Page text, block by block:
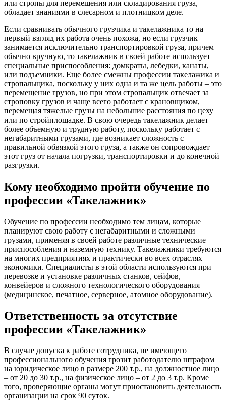
или стропы для перемещения или складирования груза,
обладает знаниями в слесарном и плотницком деле.
Если сравнивать обычного грузчика и такелажника то на
первый взгляд их работа очень похожа, но если грузчик
занимается исключительно транспортировкой груза, причем
обычно вручную, то такелажник в своей работе использует
специальные приспособления: домкраты, лебедки, канаты,
или подъемники. Еще более смежны профессии такелажика и
стропальщика, поскольку у них одна и та же цель работы – это
перемещение грузов, но при этом стропальщик отвечает за
строповку грузов и чаще всего работает с крановщиком,
перемещая тяжелые грузы на небольшие расстояния по цеху
или по стройплощадке. В свою очередь такелажник делает
более объемную и трудную работу, поскольку работает с
негабаритными грузами, где возникает сложность с
правильной обвязкой этого груза, а также он сопровождает
этот груз от начала погрузки, транспортировки и до конечной
разгрузки.
Кому необходимо пройти обучение по
профессии «Такелажник»
Обучение по профессии необходимо тем лицам, которые
планируют свою работу с негабаритными и сложными
грузами, применяя в своей работе различные технические
приспособления и наземную технику. Такелажники требуются
на многих предприятиях и практически во всех отраслях
экономики. Специалисты в этой области используются при
перевозке и установке различных станков, сейфов,
конвейеров и сложного технологического оборудования
(медицинское, печатное, серверное, атомное оборудование).
Ответственность за отсутствие
профессии «Такелажник»
В случае допуска к работе сотрудника, не имеющего
профессионального обучения грозит работодателю штрафом
на юридическое лицо в размере 200 т.р., на должностное лицо
– от 20 до 30 т.р., на физическое лицо – от 2 до 3 т.р. Кроме
того, проверяющие органы могут приостановить деятельность
организации на срок 90 суток.